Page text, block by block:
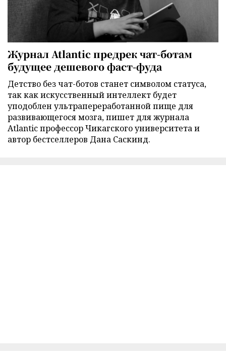
Журнал Atlantic предрек чат-ботам
будущее дешевого фаст-фуда
Детство без чат-ботов станет символом статуса,
так как искусственный интеллект будет
уподоблен ультрапереработанной пище для
развивающегося мозга, пишет для журнала
Atlantic профессор Чикагского университета и
автор бестселлеров Дана Саскинд.